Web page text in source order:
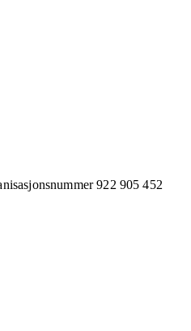
922 905 452